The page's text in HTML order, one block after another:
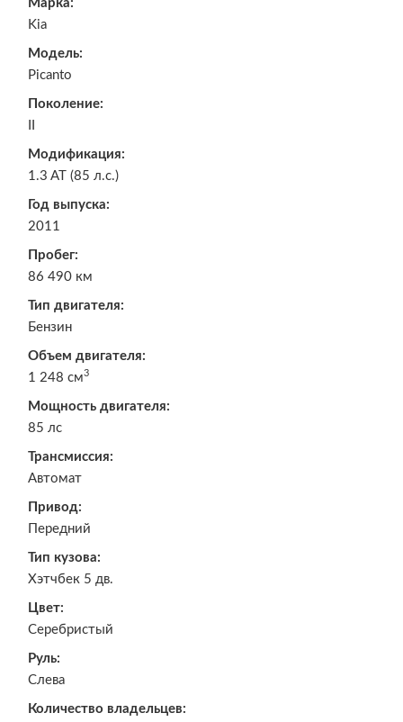
Марка:
Kia
Модель:
Picanto
Поколение:
Модификация:
1.3 AT (85 л.с.)
Год выпуска:
2011
Пробег:
86 490 км
Тип двигателя:
Бензин
Объем двигателя:
1 248 см3
Мощность двигателя:
85 лс
Трансмиссия:
Автомат
Привод:
Передний
Тип кузова:
Хэтчбек 5 дв.
Цвет:
Серебристый
Руль:
Слева
Количество владельцев: